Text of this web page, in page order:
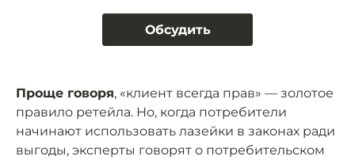
Обсудить
Проще говоря, «клиент всегда прав» — золотое
правило ретейла. Но, когда потребители
начинают использовать лазейки в законах ради
выгоды, эксперты говорят о потребительском